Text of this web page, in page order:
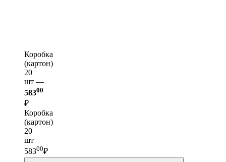
Коробка
(картон)
20
шт —
58300
₽
Коробка
(картон)
20
шт
58300₽